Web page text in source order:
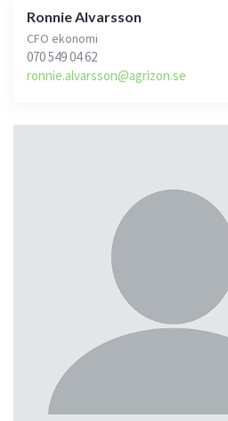
Ronnie Alvarsson
CFO ekonomi
070 549 04 62
ronnie.alvarsson@agrizon.se